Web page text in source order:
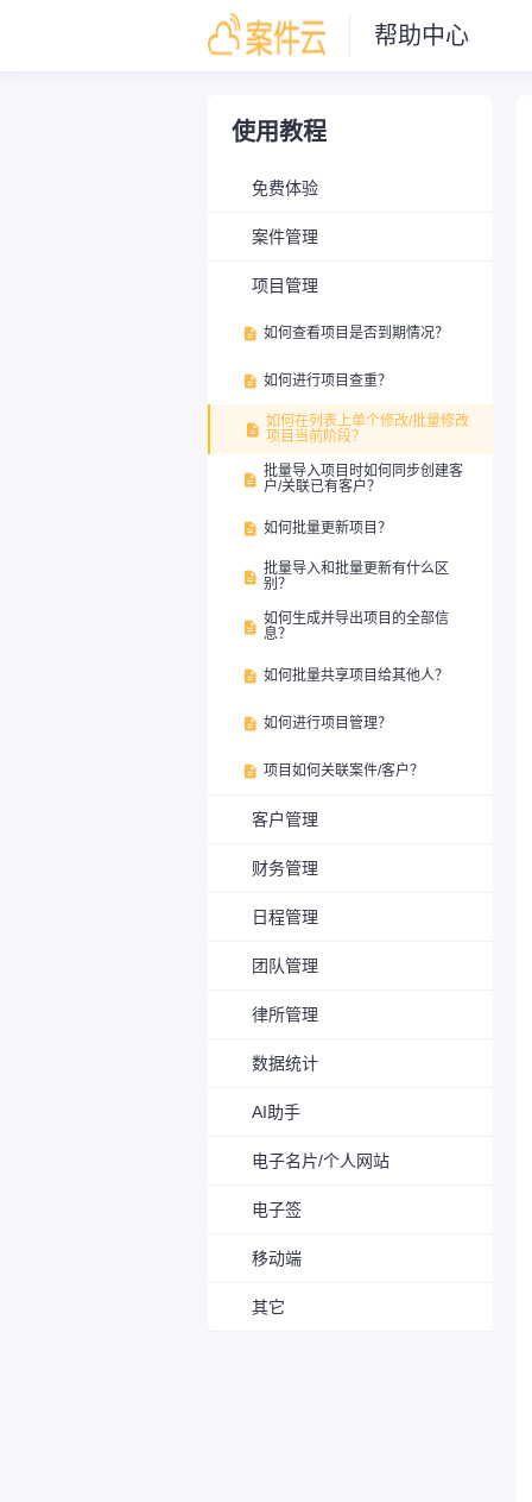
帮助中心
使用教程
免费体验
案件管理
项目管理
 如何查看项目是否到期情况？
 如何进行项目查重？
 如何在列表上单个修改/批量修改
项目当前阶段？
 批量导入项目时如何同步创建客
户/关联已有客户？
 如何批量更新项目？
 批量导入和批量更新有什么区
别？
 如何生成并导出项目的全部信
息？
 如何批量共享项目给其他人？
 如何进行项目管理？
 项目如何关联案件/客户？
客户管理
财务管理
日程管理
团队管理
律所管理
数据统计
AI助手
电子名片/个人网站
电子签
移动端
其它